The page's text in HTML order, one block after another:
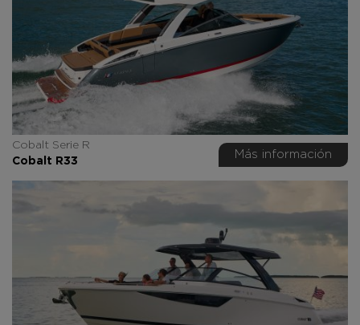
Cobalt Serie R
Cobalt R33
Más información